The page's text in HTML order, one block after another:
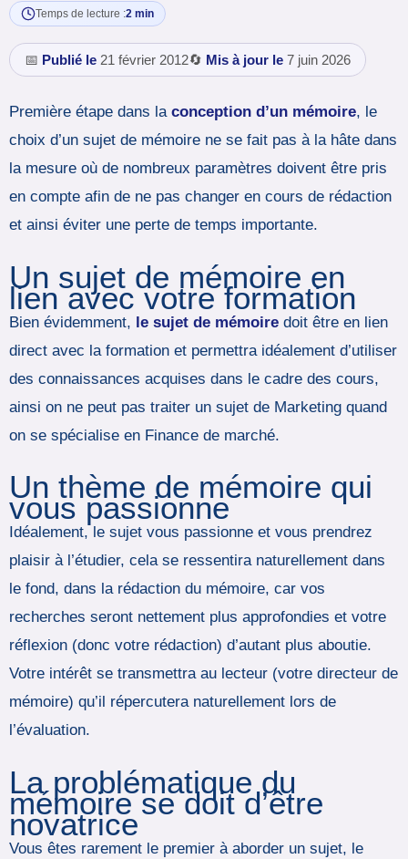
Temps de lecture :2 min
📅 Publié le 21 février 2012🔄 Mis à jour le 7 juin 2026
Première étape dans la conception d’un mémoire, le
choix d’un sujet de mémoire ne se fait pas à la hâte dans
la mesure où de nombreux paramètres doivent être pris
en compte afin de ne pas changer en cours de rédaction
et ainsi éviter une perte de temps importante.
Un sujet de mémoire en
lien avec votre formation
Bien évidemment, le sujet de mémoire doit être en lien
direct avec la formation et permettra idéalement d’utiliser
des connaissances acquises dans le cadre des cours,
ainsi on ne peut pas traiter un sujet de Marketing quand
on se spécialise en Finance de marché.
Un thème de mémoire qui
vous passionne
Idéalement, le sujet vous passionne et vous prendrez
plaisir à l’étudier, cela se ressentira naturellement dans
le fond, dans la rédaction du mémoire, car vos
recherches seront nettement plus approfondies et votre
réflexion (donc votre rédaction) d’autant plus aboutie.
Votre intérêt se transmettra au lecteur (votre directeur de
mémoire) qu’il répercutera naturellement lors de
l’évaluation.
La problématique du
mémoire se doit d’être
novatrice
Vous êtes rarement le premier à aborder un sujet, le